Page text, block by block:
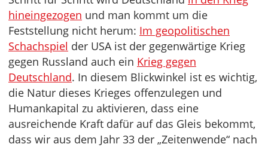
hineingezogen und man kommt um die
Feststellung nicht herum: Im geopolitischen
Schachspiel der USA ist der gegenwärtige Krieg
gegen Russland auch ein Krieg gegen
Deutschland. In diesem Blickwinkel ist es wichtig,
die Natur dieses Krieges offenzulegen und
Humankapital zu aktivieren, dass eine
ausreichende Kraft dafür auf das Gleis bekommt,
dass wir aus dem Jahr 33 der „Zeitenwende“ nach